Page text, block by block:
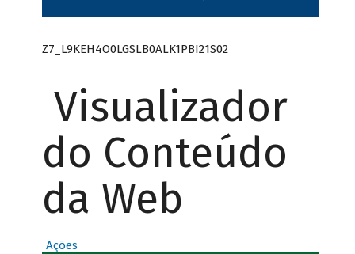
Z7_L9KEH4O0LGSLB0ALK1PBI21S02
Visualizador
do Conteúdo
da Web
Ações